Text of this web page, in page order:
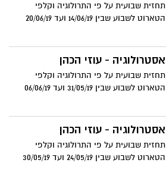
תחזית שבועית על פי התרולוגיה וקלפי
הטארוט לשבוע שבין 14/06/19 ועד 20/06/19
אסטרולוגיה - עוזי הכהן
תחזית שבועית על פי התרולוגיה וקלפי
הטארוט לשבוע שבין 31/05/19 ועד 06/06/19
אסטרולוגיה - עוזי הכהן
תחזית שבועית על פי התרולוגיה וקלפי
הטארוט לשבוע שבין 24/05/19 ועד 30/05/19